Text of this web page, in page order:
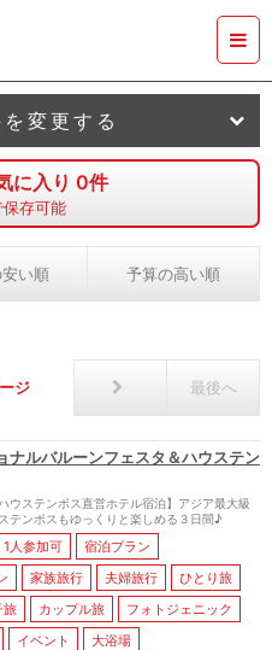
に入り 0件
存可能
い順 予算の高い順
最後へ
ナルバルーンフェスタ＆ハウステン
ウステンボス直営ホテル宿泊】アジア最大級
テンボスもゆっくりと楽しめる３日間♪
1人参加可
宿泊プラン
家族旅行 夫婦旅行
ひとり旅
旅 カップル旅
フォトジェニック
イベント 大浴場
変更する